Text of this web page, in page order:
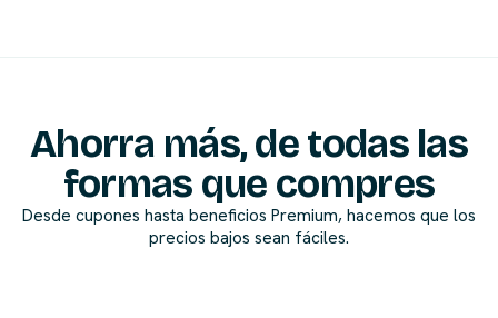
Ahorra más, de todas las
formas que compres
Desde cupones hasta beneficios Premium, hacemos que los
precios bajos sean fáciles.